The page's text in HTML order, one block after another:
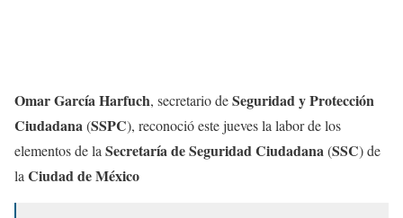
Omar García Harfuch, secretario deSeguridad y Protección
Ciudadana(SSPC), reconoció este jueves la labor de los
elementos de la Secretaría de Seguridad Ciudadana(SSC) de
la Ciudad de México